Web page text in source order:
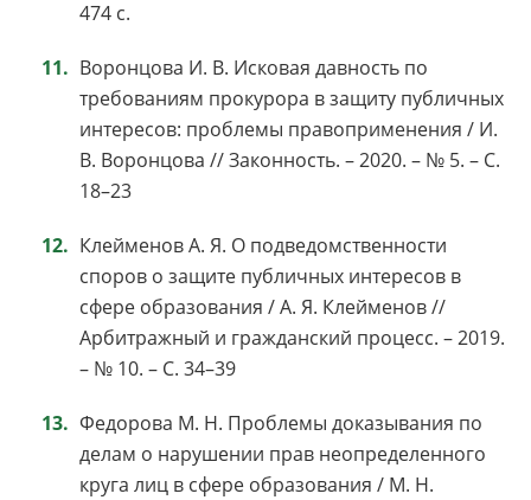
474 с.
Воронцова И. В. Исковая давность по
требованиям прокурора в защиту публичных
интересов: проблемы правоприменения / И.
В. Воронцова // Законность. – 2020. – № 5. – С.
18–23
Клейменов А. Я. О подведомственности
споров о защите публичных интересов в
сфере образования / А. Я. Клейменов //
Арбитражный и гражданский процесс. – 2019.
– № 10. – С. 34–39
Федорова М. Н. Проблемы доказывания по
делам о нарушении прав неопределенного
круга лиц в сфере образования / М. Н.